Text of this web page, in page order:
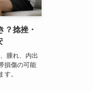
？捻挫・
腫れ、内出
損傷の可能
。